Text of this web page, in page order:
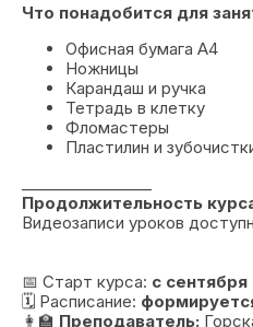
Что понадобится для
Офисная бумага А4
Ножницы
Карандаш и ручка
Тетрадь в клетку
Фломастеры
Пластилин и
Продолжительность
Видеозаписи уроков
📅 Старт курса: с
🗓 Расписание:
👩‍🏫 Преподаватель: